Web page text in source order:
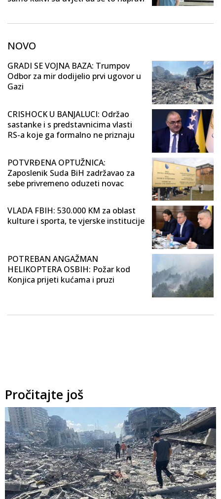
NOVO
GRADI SE VOJNA BAZA: Trumpov
Odbor za mir dodijelio prvi ugovor u
Gazi
CRISHOCK U BANJALUCI: Održao
sastanke i s predstavnicima vlasti
RS-a koje ga formalno ne priznaju
POTVRĐENA OPTUŽNICA:
Zaposlenik Suda BiH zadržavao za
sebe privremeno oduzeti novac
VLADA FBIH: 530.000 KM za oblast
kulture i sporta, te vjerske institucije
POTREBAN ANGAŽMAN
HELIKOPTERA OSBIH: Požar kod
Konjica prijeti kućama i pruzi
Pročitajte još